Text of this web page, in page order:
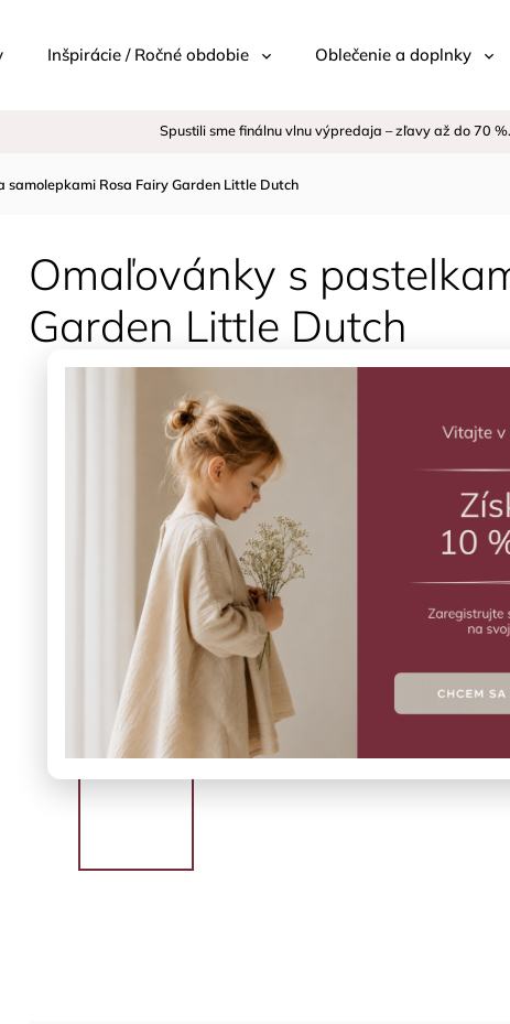
Inšpirácie / Ročné obdobie Oblečenie a doplnky
Spustili sme finálnu vlnu výpredaja – zľavy až do 70 %.
samolepkami Rosa Fairy Garden Little Dutch
Omaľovánky s
Garden Little Dutch